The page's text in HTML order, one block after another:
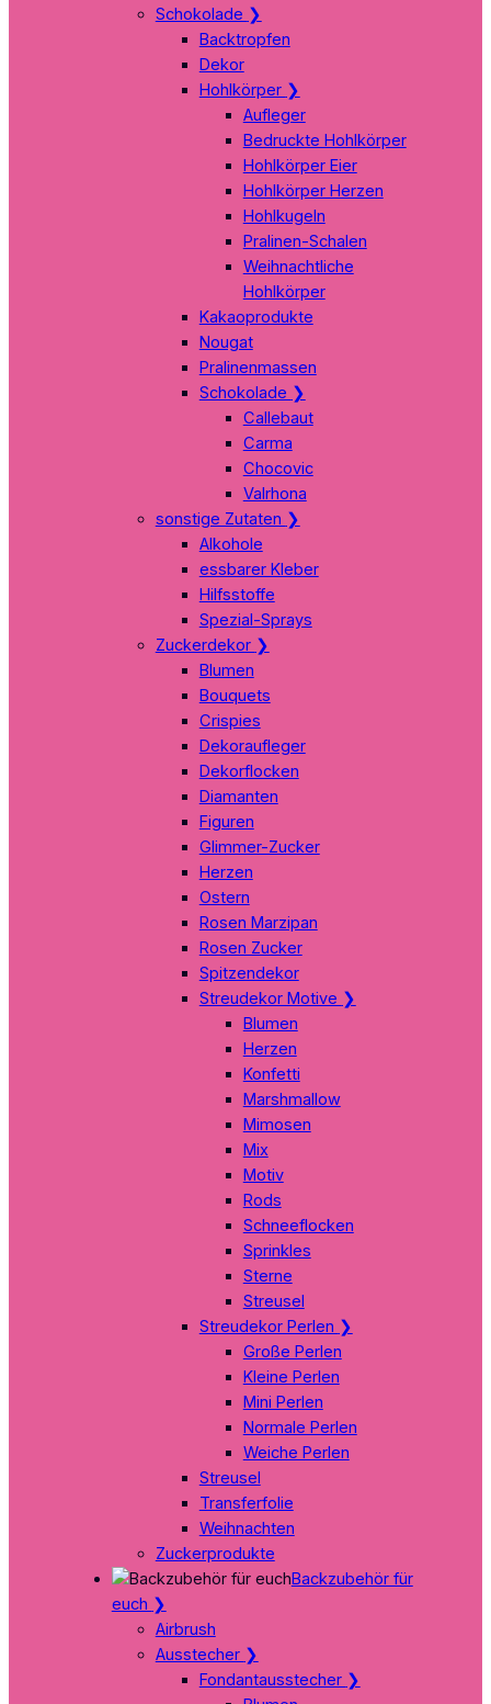
Schokolade ❯
Backtropfen
Dekor
Hohlkörper ❯
Aufleger
Bedruckte Hohlkörper
Hohlkörper Eier
Hohlkörper Herzen
Hohlkugeln
Pralinen-Schalen
Weihnachtliche
Hohlkörper
Kakaoprodukte
Nougat
Pralinenmassen
Schokolade ❯
Callebaut
Carma
Chocovic
Valrhona
sonstige Zutaten ❯
Alkohole
essbarer Kleber
Hilfsstoffe
Spezial-Sprays
Zuckerdekor ❯
Blumen
Bouquets
Crispies
Dekoraufleger
Dekorflocken
Diamanten
Figuren
Glimmer-Zucker
Herzen
Ostern
Rosen Marzipan
Rosen Zucker
Spitzendekor
Streudekor Motive ❯
Blumen
Herzen
Konfetti
Marshmallow
Mimosen
Mix
Motiv
Rods
Schneeflocken
Sprinkles
Sterne
Streusel
Streudekor Perlen ❯
Große Perlen
Kleine Perlen
Mini Perlen
Normale Perlen
Weiche Perlen
Streusel
Transferfolie
Weihnachten
Zuckerprodukte
Backzubehör für
euch ❯
Airbrush
Ausstecher ❯
Fondantausstecher ❯